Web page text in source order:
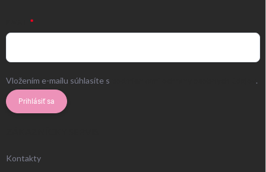
Vložením e-mailu súhlasíte s .
Prihlásiť sa
Kontakty